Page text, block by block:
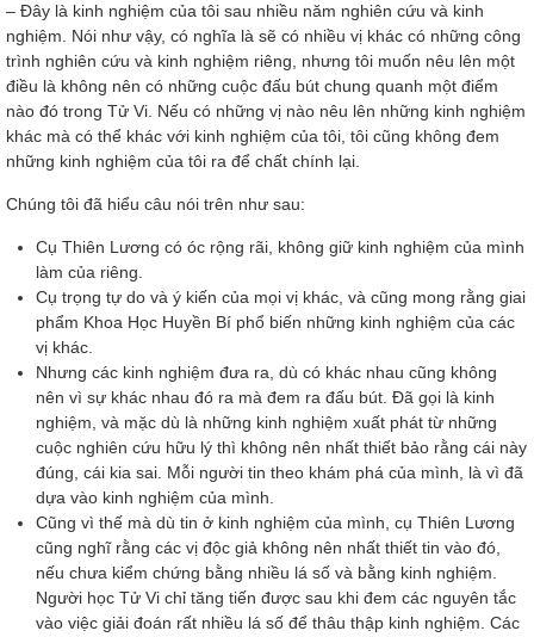
– Đây là kinh nghiệm của tôi sau nhiều năm nghiên cứu và kinh
nghiệm. Nói như vậy, có nghĩa là sẽ có nhiều vị khác có những công
trình nghiên cứu và kinh nghiệm riêng, nhưng tôi muốn nêu lên một
điều là không nên có những cuộc đấu bút chung quanh một điểm
nào đó trong Tử Vi. Nếu có những vị nào nêu lên những kinh nghiệm
khác mà có thể khác với kinh nghiệm của tôi, tôi cũng không đem
những kinh nghiệm của tôi ra để chất chính lại.
Chúng tôi đã hiểu câu nói trên như sau:
Cụ Thiên Lương có óc rộng rãi, không giữ kinh nghiệm của mình
làm của riêng.
Cụ trọng tự do và ý kiến của mọi vị khác, và cũng mong rằng giai
phẩm Khoa Học Huyền Bí phổ biến những kinh nghiệm của các
vị khác.
Nhưng các kinh nghiệm đưa ra, dù có khác nhau cũng không
nên vì sự khác nhau đó ra mà đem ra đấu bút. Đã gọi là kinh
nghiệm, và mặc dù là những kinh nghiệm xuất phát từ những
cuộc nghiên cứu hữu lý thì không nên nhất thiết bảo rằng cái này
đúng, cái kia sai. Mỗi người tin theo khám phá của mình, là vì đã
dựa vào kinh nghiệm của mình.
Cũng vì thế mà dù tin ở kinh nghiệm của mình, cụ Thiên Lương
cũng nghĩ rằng các vị độc giả không nên nhất thiết tin vào đó,
nếu chưa kiểm chứng bằng nhiều lá số và bằng kinh nghiệm.
Người học Tử Vi chỉ tăng tiến được sau khi đem các nguyên tắc
vào việc giải đoán rất nhiều lá số để thâu thập kinh nghiệm. Các